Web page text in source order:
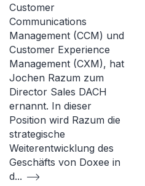
Customer
Communications
Management (CCM) und
Customer Experience
Management (CXM), hat
Jochen Razum zum
Director Sales DACH
ernannt. In dieser
Position wird Razum die
strategische
Weiterentwicklung des
Geschäfts von Doxee in
d...